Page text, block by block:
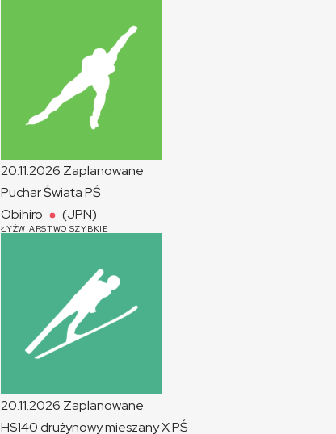
20.11.2026 Zaplanowane
Puchar ŚwiataPŚ
Obihiro
(JPN)
ŁYŻWIARSTWO SZYBKIE
20.11.2026 Zaplanowane
HS140 drużynowy mieszanyXPŚ